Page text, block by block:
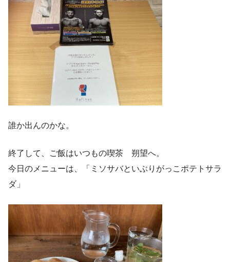
誰か出んのかな。
終了して、ご飯はいつもの喫茶 朔望へ。
今日のメニューは、「ミソサバといぶりがっこポテトサラ
ダ」